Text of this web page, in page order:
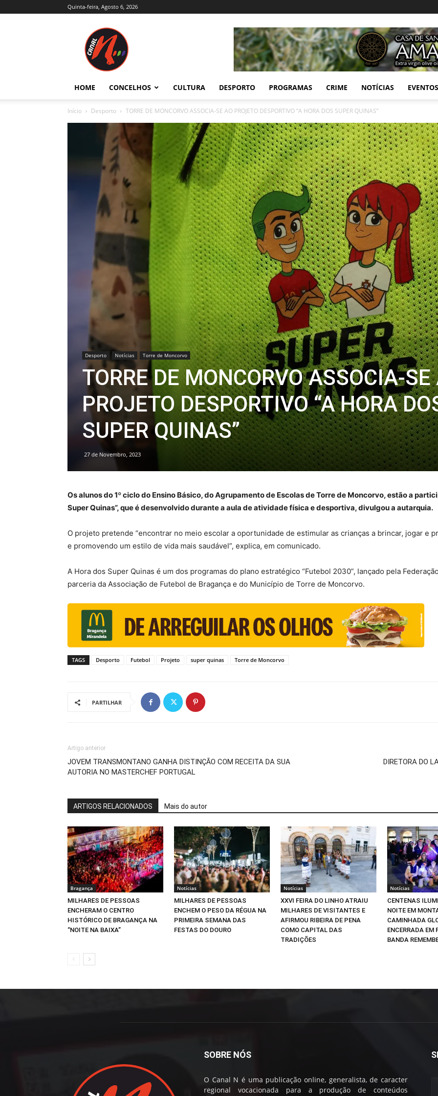
Quinta-feira, Agosto 6, 2026
Trás-
e
Alto
Douro
HOME CONCELHOS CULTURA DESPORTO PROGRAMAS CRIME NOTÍCIAS EVENTOS
Início Desporto TORRE DE MONCORVO ASSOCIA-SE AO PROJETO DESPORTIVO “A HORA DOS SUPER QUINAS”
Desporto Notícias Torre de Moncorvo
TORRE DE MONCORVO ASSOCIA-SE
PROJETO DESPORTIVO “A HORA
SUPER QUINAS”
27 de Novembro, 2023
Os alunos do 1º ciclo do Ensino Básico, do Agrupamento de Escolas de Torre de Moncorvo, estão a
Super Quinas”, que é desenvolvido durante a aula de atividade física e desportiva, divulgou a autarquia.
O projeto pretende “encontrar no meio escolar a oportunidade de estimular as crianças a brincar, jogar e
e promovendo um estilo de vida mais saudável”, explica, em comunicado.
A Hora dos Super Quinas é um dos programas do plano estratégico “Futebol 2030”, lançado pela
parceria da Associação de Futebol de Bragança e do Município de Torre de Moncorvo.
TAGS Desporto Futebol Projeto super quinas Torre de Moncorvo
PARTILHAR
Artigo anterior
JOVEM TRANSMONTANO GANHA DISTINÇÃO COM RECEITA DA SUA
AUTORIA NO MASTERCHEF PORTUGAL
DIRETORA DO
ARTIGOS RELACIONADOS Mais do autor
Bragança
MILHARES DE PESSOAS
ENCHERAM O CENTRO
HISTÓRICO DE BRAGANÇA NA
“NOITE NA BAIXA”
Notícias
MILHARES DE PESSOAS
ENCHEM O PESO DA RÉGUA NA
PRIMEIRA SEMANA DAS
FESTAS DO DOURO
Notícias
XXVI FEIRA DO LINHO ATRAIU
MILHARES DE VISITANTES E
AFIRMOU RIBEIRA DE PENA
COMO CAPITAL DAS
TRADIÇÕES
Notícias
CENTENAS
NOITE EM
CAMINHADA
ENCERRADA EM
BANDA
SOBRE NÓS
O Canal N é uma publicação online, generalista, de caracter
regional vocacionada para a produção de conteúdos